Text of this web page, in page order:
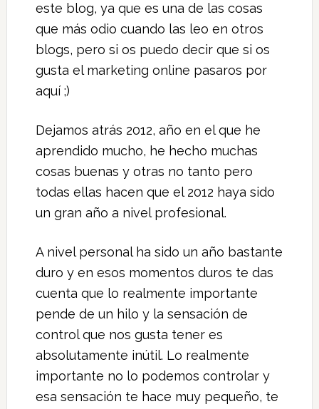
este blog, ya que es una de las cosas
que más odio cuando las leo en otros
blogs, pero si os puedo decir que si os
gusta el marketing online pasaros por
aquí ;)
Dejamos atrás 2012, año en el que he
aprendido mucho, he hecho muchas
cosas buenas y otras no tanto pero
todas ellas hacen que el 2012 haya sido
un gran año a nivel profesional.
A nivel personal ha sido un año bastante
duro y en esos momentos duros te das
cuenta que lo realmente importante
pende de un hilo y la sensación de
control que nos gusta tener es
absolutamente inútil. Lo realmente
importante no lo podemos controlar y
esa sensación te hace muy pequeño, te